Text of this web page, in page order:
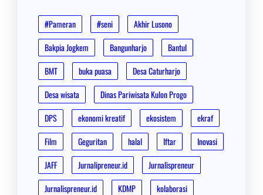
#Pameran #seni
Akhir Lusono
Bakpia Jogkem
Bangunharjo
Bantul
BMT
buka puasa
Desa Caturharjo
Desa wisata
Dinas Pariwisata Kulon Progo
DPS
ekonomi kreatif ekosistem
ekraf
Film
Geguritan halal Iftar
Inovasi
JAFF
Jurnalipreneur.id
Jurnalispreneur
Jurnalispreneur.id
KDMP
kolaborasi